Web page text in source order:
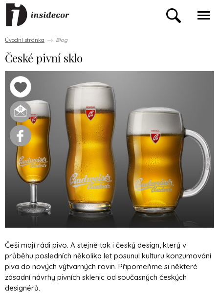
Úvodní stránka Blog
České pivní sklo
Češi mají rádi pivo. A stejně tak i český design, který v
průběhu posledních několika let posunul kulturu konzumování
piva do nových výtvarných rovin. Připomeňme si některé
zásadní návrhy pivních sklenic od současných českých
designérů.